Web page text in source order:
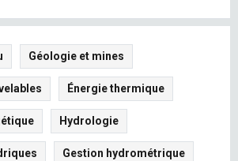
Géologie et mines
Énergie thermique
Hydrologie
Gestion hydrométrique